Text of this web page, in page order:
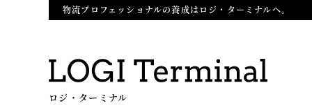
物流プロフェッショナルの養成はロジ・ターミナルへ。
ロジ・ターミナル